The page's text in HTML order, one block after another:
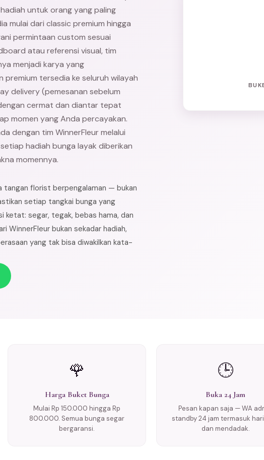
untuk orang yang paling
mulai dari classic premium hingga
permintaan custom sesuai
atau referensi visual, tim
menjadi karya yang
premium tersedia ke seluruh wilayah
delivery (pemesanan sebelum
cermat dan diantar tepat
momen yang Anda percayakan.
dengan tim WinnerFleur melalui
hadiah bunga layak diberikan
momennya.
tangan florist berpengalaman — bukan
setiap tangkai bunga yang
ketat: segar, tegak, bebas hama, dan
WinnerFleur bukan sekadar hadiah,
yang tak bisa diwakilkan kata-
🌹
Harga Buket Bunga
Mulai Rp 150.000 hingga Rp
800.000. Semua bunga segar
bergaransi.
🕒
Buka 24 Jam
Pesan kapan saja — WA
standby 24 jam termasuk
dan mendadak.